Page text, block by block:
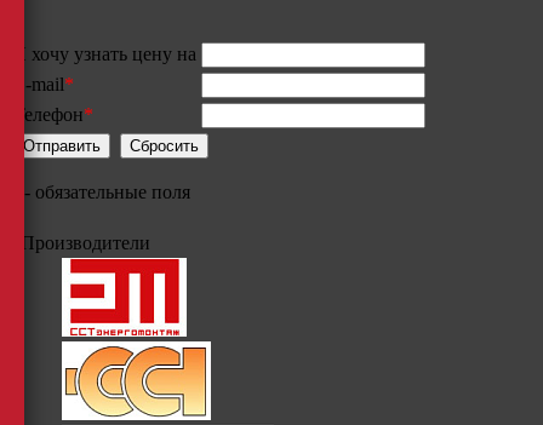
Я хочу узнать цену на
E-mail*
Телефон*
- обязательные поля
Производители